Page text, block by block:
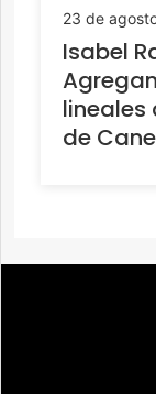
23 de
Isabel
lineales
de